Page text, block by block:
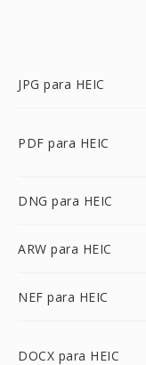
JPG para HEIC
PDF para HEIC
DNG para HEIC
ARW para HEIC
NEF para HEIC
DOCX para HEIC